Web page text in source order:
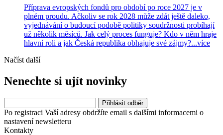
Příprava evropských fondů pro období po roce 2027 je v
plném proudu. Ačkoliv se rok 2028 může zdát ještě daleko,
vyjednávání o budoucí podobě politiky soudržnosti probíhají
už několik měsíců. Jak celý proces funguje? Kdo v něm hraje
hlavní roli a jak Česká republika obhajuje své zájmy?...více
Načíst další
Nenechte si ujít novinky
Po registraci Vaší adresy obdržíte email s dalšími informacemi o
nastavení newsletteru
Kontakty